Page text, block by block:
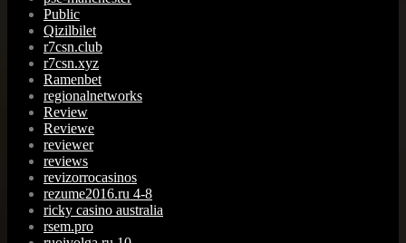
Public
Qizilbilet
r7csn.club
r7csn.xyz
Ramenbet
regionalnetworks
Review
Reviewe
reviewer
reviews
revizorrocasinos
rezume2016.ru 4-8
ricky casino australia
rsem.pro